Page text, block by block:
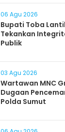
06 Agu 2026
Bupati Toba
Tekankan
Publik
03 Agu 2026
Wartawan MNC
Dugaan
Polda Sumut